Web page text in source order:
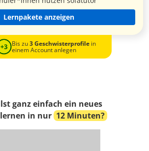
Lernpakete anzeigen
Bis zu3 Geschwisterprofilein
einem Account anlegen
ganz einfach ein neues
in nur 12 Minuten?